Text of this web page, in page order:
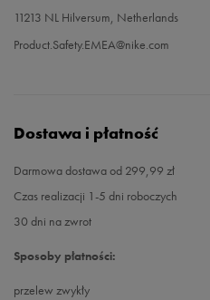
11213 NL Hilversum, Netherlands
Product.Safety.EMEA@nike.com
Dostawa i płatność
Darmowa dostawa od 299,99 zł
Czas realizacji 1-5 dni roboczych
30 dni na zwrot
Sposoby płatności:
przelew zwykły